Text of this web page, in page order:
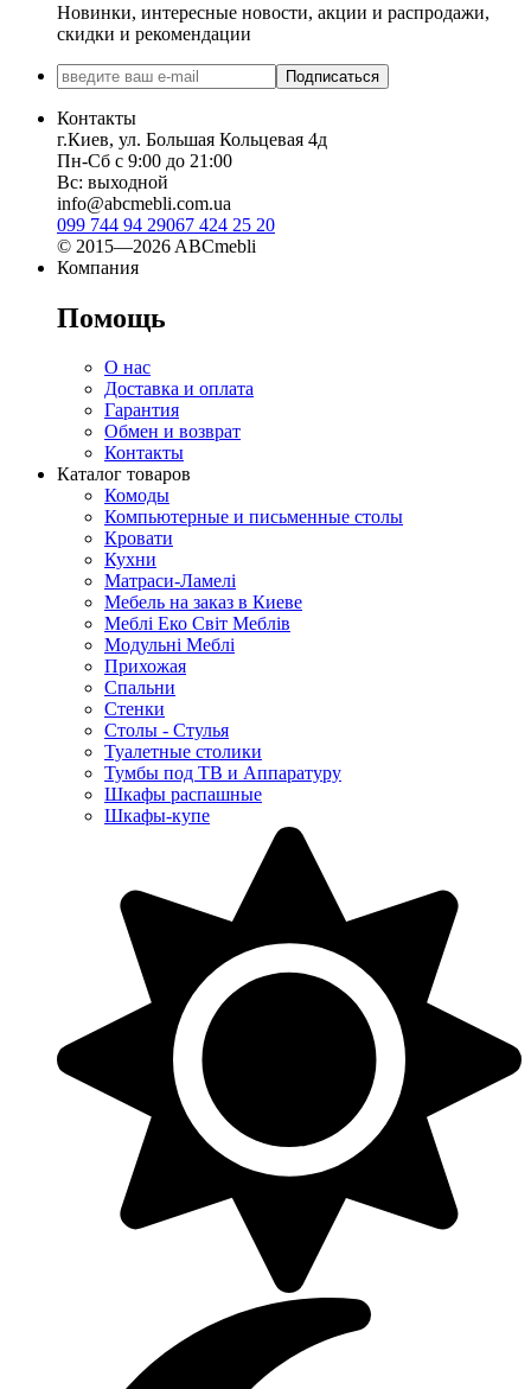
Новинки, интересные новости, акции и распродажи,
скидки и рекомендации
Подписаться
Контакты
г.Киев, ул. Большая Кольцевая 4д
Пн-Сб с 9:00 до 21:00
Вс: выходной
info@abcmebli.com.ua
099 744 94 29067 424 25 20
© 2015—2026 ABCmebli
Компания
Помощь
О нас
Доставка и оплата
Гарантия
Обмен и возврат
Контакты
Каталог товаров
Комоды
Компьютерные и письменные столы
Кровати
Кухни
Матраси-Ламелі
Мебель на заказ в Киеве
Меблі Еко Світ Меблів
Модульні Меблі
Прихожая
Спальни
Стенки
Столы - Стулья
Туалетные столики
Тумбы под ТВ и Аппаратуру
Шкафы распашные
Шкафы-купе